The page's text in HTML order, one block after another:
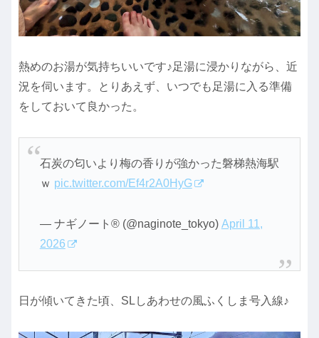
熱めのお湯が気持ちいいです♪足湯に浸かりながら、近
況を伺います。とりあえず、いつでも足湯に入る準備
をしておいて良かった。
石炭の匂いより梅の香りが強かった磐梯熱海駅
ｗ pic.twitter.com/Ef4r2A0HyG
— ナギノート®︎ (@naginote_tokyo) April 11,
2026
日が傾いてきた頃、SLしあわせの風ふくしま号入線♪